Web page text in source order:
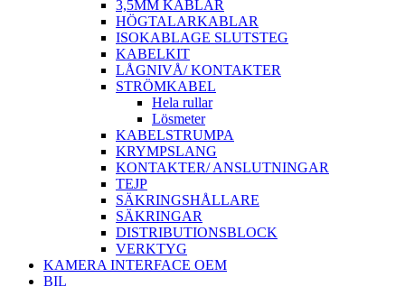
3,5MM KABLAR
HÖGTALARKABLAR
ISOKABLAGE SLUTSTEG
KABELKIT
LÅGNIVÅ/ KONTAKTER
STRÖMKABEL
Hela rullar
Lösmeter
KABELSTRUMPA
KRYMPSLANG
KONTAKTER/ ANSLUTNINGAR
TEJP
SÄKRINGSHÅLLARE
SÄKRINGAR
DISTRIBUTIONSBLOCK
VERKTYG
KAMERA INTERFACE OEM
BIL